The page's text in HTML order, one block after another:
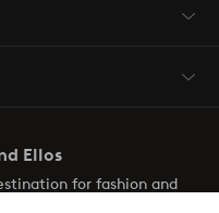
Ellos
for fashion and